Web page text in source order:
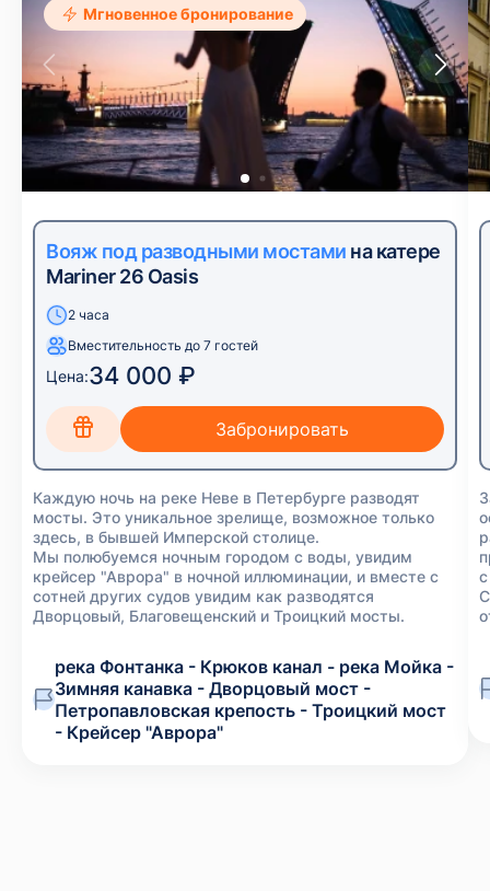
Мгновенное бронирование
Вояж под разводными мостами на катере
Mariner 26 Oasis
2 часа
Вместительность до 7 гостей
Цена:34 000 ₽
Каждую ночь на реке Неве в Петербурге разводят
мосты. Это уникальное зрелище, возможное только
здесь, в бывшей Имперской столице.
Мы полюбуемся ночным городом с воды, увидим
крейсер "Аврора" в ночной иллюминации, и вместе с
сотней других судов увидим как разводятся
Дворцовый, Благовещенский и Троицкий мосты.
река Фонтанка - Крюков канал - река Мойка -
Зимняя канавка - Дворцовый мост -
Петропавловская крепость - Троицкий мост
- Крейсер "Аврора"